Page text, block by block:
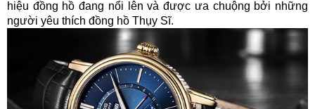
hiệu đồng hồ đang nổi lên và được ưa chuộng bởi những
người yêu thích đồng hồ Thụy Sĩ.